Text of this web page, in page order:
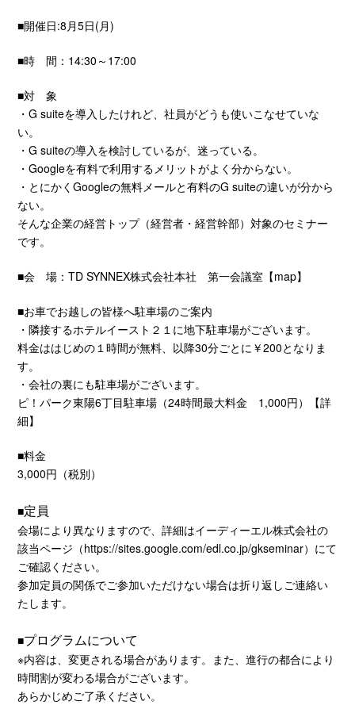
■開催日:8月5日(月)
■時 間：14:30～17:00
■対 象
・G suiteを導入したけれど、社員がどうも使いこなせていな
い。
・G suiteの導入を検討しているが、迷っている。
・Googleを有料で利用するメリットがよく分からない。
・とにかくGoogleの無料メールと有料のG suiteの違いが分から
ない。
そんな企業の経営トップ（経営者・経営幹部）対象のセミナー
です。
■会 場：TD SYNNEX株式会社本社 第一会議室【map】
■お車でお越しの皆様へ駐車場のご案内
・隣接するホテルイースト２１に地下駐車場がございます。
料金ははじめの１時間が無料、以降30分ごとに￥200となりま
す。
・会社の裏にも駐車場がございます。
ピ！パーク東陽6丁目駐車場（24時間最大料金 1,000円）【詳
細】
■料金
3,000円（税別）
■定員
会場により異なりますので、詳細はイーディーエル株式会社の
該当ページ（https://sites.google.com/edl.co.jp/gkseminar）にて
ご確認ください。
参加定員の関係でご参加いただけない場合は折り返しご連絡い
たします。
■プログラムについて
※内容は、変更される場合があります。また、進行の都合により
時間割が変わる場合がございます。
あらかじめご了承ください。